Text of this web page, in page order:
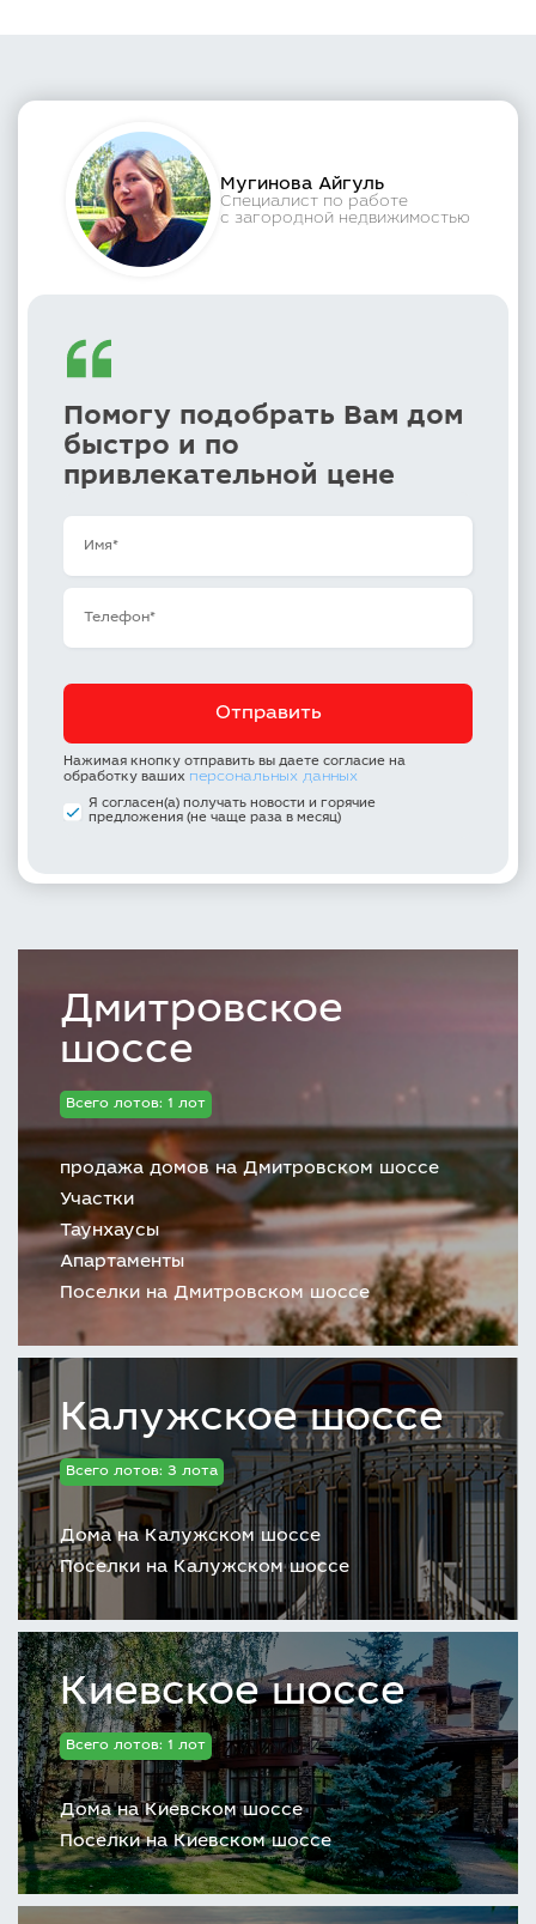
Мугинова Айгуль
Специалист по работе
с загородной недвижимостью
Помогу подобрать Вам дом
быстро и по
привлекательной цене
Нажимая кнопку отправить вы даете согласие на
обработку ваших персональных данных
Я согласен(а) получать новости и горячие
предложения (не чаще раза в месяц)
Дмитровское
шоссе
Всего лотов: 1 лот
продажа домов на Дмитровском шоссе
Участки
Таунхаусы
Апартаменты
Поселки на Дмитровском шоссе
Калужское шоссе
Всего лотов: 3 лота
Дома на Калужском шоссе
Поселки на Калужском шоссе
Киевское шоссе
Всего лотов: 1 лот
Дома на Киевском шоссе
Поселки на Киевском шоссе